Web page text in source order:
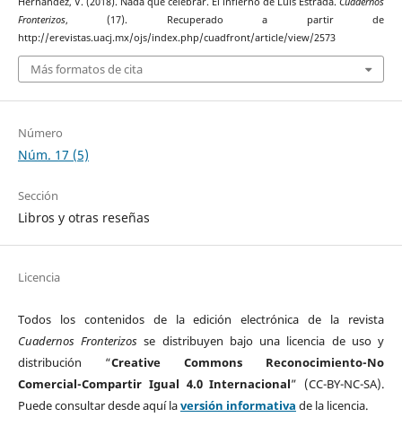
Fronterizos, (17). Recuperado a partir de
http://erevistas.uacj.mx/ojs/index.php/cuadfront/article/view/2573
Más formatos de cita
Número
Núm. 17 (5)
Sección
Libros y otras reseñas
Licencia
Todos los contenidos de la edición electrónica de la revista
Cuadernos Fronterizos se distribuyen bajo una licencia de uso y
distribución “Creative Commons Reconocimiento-No
Comercial-Compartir Igual 4.0 Internacional” (CC-BY-NC-SA).
Puede consultar desde aquí laversión informativa de la licencia.